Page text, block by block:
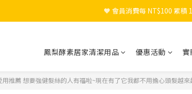
🎉 新會員註冊立即送
🧡 會員消費每 NT$100 累積
鳳梨酵素居家清潔用品 優惠活動 實
用推薦 想要強健髮絲的人有福啦~現在有了它我都不用擔心頭髮越來